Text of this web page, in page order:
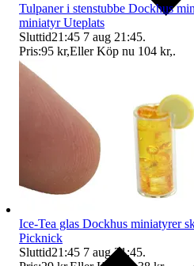
Ersättning om varan inte är
Tulpaner i stenstubbe Dockhus
miniatyr Uteplats
Sluttid21:45 7 aug 21:45.
Pris:95 kr,Eller Köp nu 104 kr,.
Ice-Tea glas Dockhus miniatyrer
Picknick
Sluttid21:45 7 aug 21:45.